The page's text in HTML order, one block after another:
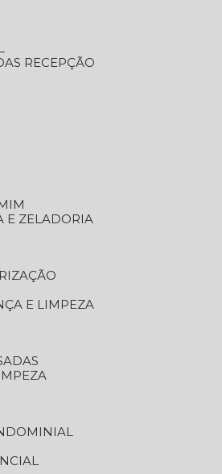
RECEPÇÃO
E ZELADORIA
E LIMPEZA